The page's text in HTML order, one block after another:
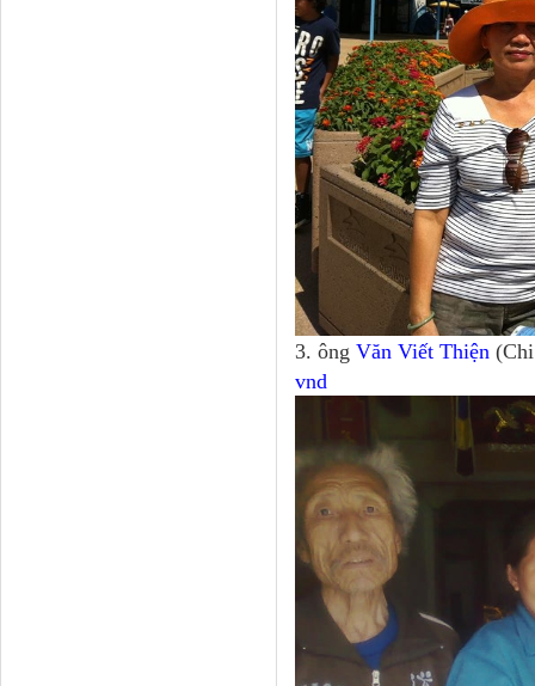
3. ông Văn Viết Thiện(Chi
vnd